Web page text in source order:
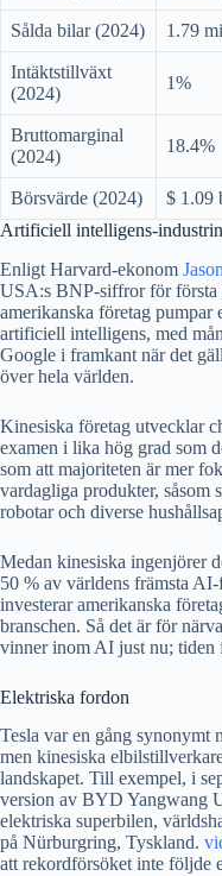
Sålda bilar (2024) 1.79
Intäktstillväxt
(2024)
1%
Bruttomarginal
(2024)
18.4%
Börsvärde (2024) $ 1.09
Artificiell intelligens-industrin
Enligt Harvard-ekonom
USA:s BNP-siffror för första
amerikanska företag pumpar
artificiell intelligens, med
Google i framkant när det
över hela världen.
Kinesiska företag utvecklar
examen i lika hög grad som
som att majoriteten är mer
vardagliga produkter, såsom
robotar och diverse
Medan kinesiska ingenjörer
50 % av världens främsta
investerar amerikanska
branschen. Så det är för
vinner inom AI just nu; tiden
Elektriska fordon
Tesla var en gång synonymt
men kinesiska
landskapet. Till exempel, i
version av BYD Yangwang
elektriska superbilen,
på Nürburgring, Tyskland.
att rekordförsöket inte följde